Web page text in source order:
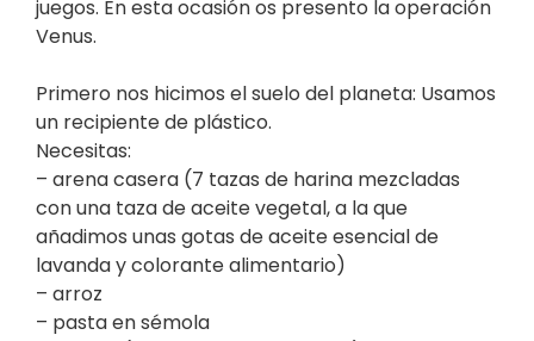
juegos. En esta ocasión os presento la operación
Venus.
Primero nos hicimos el suelo del planeta: Usamos
un recipiente de plástico.
Necesitas:
– arena casera (7 tazas de harina mezcladas
con una taza de aceite vegetal, a la que
añadimos unas gotas de aceite esencial de
lavanda y colorante alimentario)
– arroz
– pasta en sémola